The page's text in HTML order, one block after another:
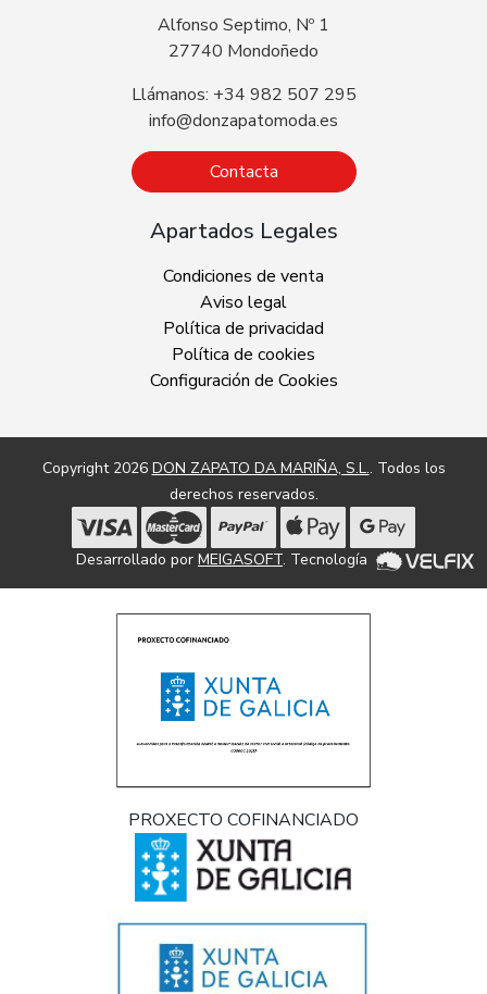
Alfonso Septimo, Nº 1
27740 Mondoñedo
Llámanos: +34 982 507 295
info@donzapatomoda.es
Contacta
Apartados Legales
Condiciones de venta
Aviso legal
Política de privacidad
Política de cookies
Configuración de Cookies
Copyright 2026 DON ZAPATO DA MARIÑA, S.L.. Todos los
derechos reservados.
Desarrollado por MEIGASOFT. Tecnología
PROXECTO COFINANCIADO